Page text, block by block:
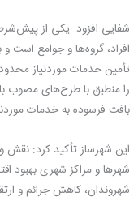
شفایی افزود: یکی از
افراد، گروه‌ها و جوامع است و
تأمین خدمات موردنیاز
را منطبق با طرح‌های مصوب
بافت فرسوده به خدمات
این شهرساز تأکید کرد: نقش
شهرها و مراکز شهری بهبود
شهروندان، کاهش جرائم و